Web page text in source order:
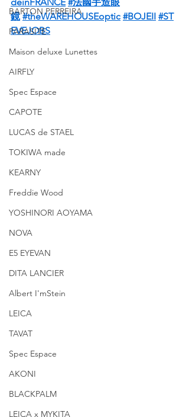
BARTON PERREIRA
PARASITE
Maison deluxe Lunettes
AIRFLY
Spec Espace
CAPOTE
LUCAS de STAEL
TOKIWA made
KEARNY
Freddie Wood
YOSHINORI AOYAMA
NOVA
E5 EYEVAN
DITA LANCIER
Albert I'mStein
LEICA
TAVAT
Spec Espace
AKONI
BLACKPALM
LEICA x MYKITA
鏡 #theWAREHOUSEoptic #BOJEII #ST
EVEJOBS